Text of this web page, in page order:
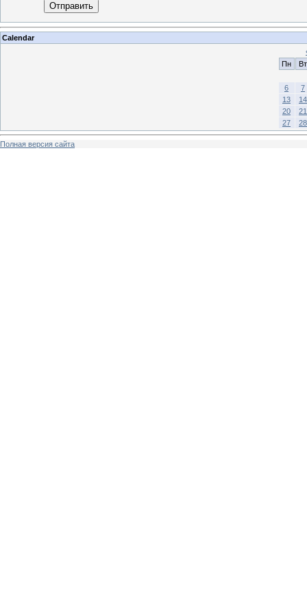
Отправить
Calendar
Пн
Вт
6
7
13
14
20
21
27
28
Полная версия сайта